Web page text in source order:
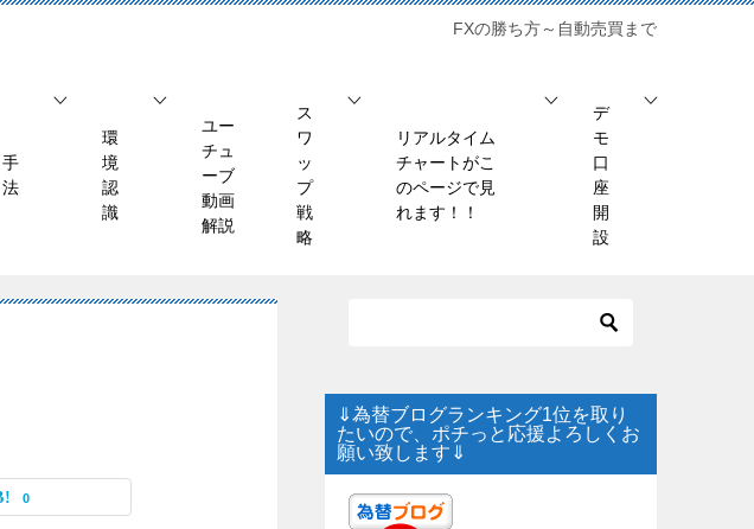
FXの勝ち方～自動売買まで
手
法
環
境
認
識
ユー
チュ
ーブ
動画
解説
ス
ワ
ッ
プ
戦
略
リアルタイム
チャートがこ
のページで見
れます！！
デ
モ
口
座
開
設
0
⇓為替ブログランキング1位を取り
たいので、ポチっと応援よろしくお
願い致します⇓